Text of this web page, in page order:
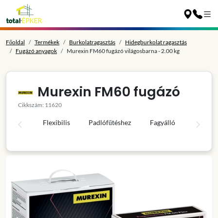
Főoldal Termékek Burkolatragasztás
Hidegburkolat ragasztás
Fugázó anyagok
Murexin FM60 fugázó világosbarna - 2.00 kg
Murexin FM60 fugázó
Cikkszám: 11620
Flexibilis Padlófűtéshez Fagyálló